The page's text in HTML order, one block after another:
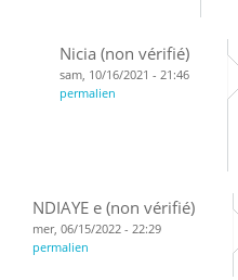
Nicia (non vérifié)
sam, 10/16/2021 - 21:46
permalien
NDIAYE e (non vérifié)
mer, 06/15/2022 - 22:29
permalien